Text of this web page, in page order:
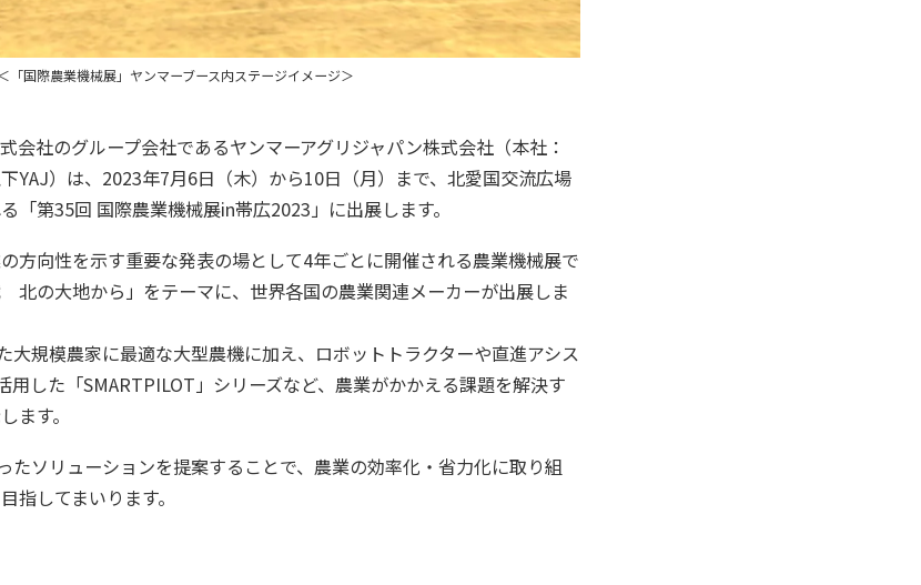
「国際農業機械展」ヤンマーブース内ステージイメージ＞
会社のグループ会社であるヤンマーアグリジャパン株式会社（本社：
YAJ）は、2023年7月6日（木）から10日（月）まで、北愛国交流広場
「第35回 国際農業機械展in帯広2023」に出展します。
方向性を示す重要な発表の場として4年ごとに開催される農業機械展で
北の大地から」をテーマに、世界各国の農業関連メーカーが出展しま
大規模農家に最適な大型農機に加え、ロボットトラクターや直進アシス
用した「SMARTPILOT」シリーズなど、農業がかかえる課題を解決す
ます。
たソリューションを提案することで、農業の効率化・省力化に取り組
指してまいります。